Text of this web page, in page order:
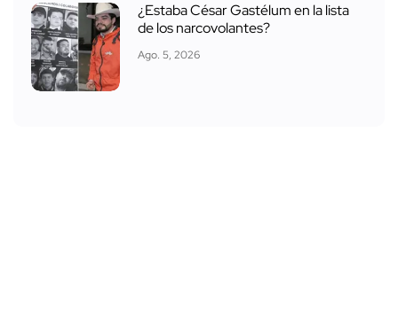
¿Estaba César Gastélum en la lista
de los narcovolantes?
Ago. 5, 2026